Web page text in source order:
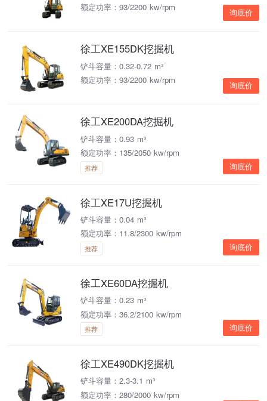
额定功率：93/2200 kw/rpm
询底价
徐工XE155DK挖掘机
铲斗容量：0.32-0.72 m³
额定功率：93/2200 kw/rpm
询底价
徐工XE200DA挖掘机
铲斗容量：0.93 m³
额定功率：135/2050 kw/rpm
推荐 询底价
徐工XE17U挖掘机
铲斗容量：0.04 m³
额定功率：11.8/2300 kw/rpm
推荐 询底价
徐工XE60DA挖掘机
铲斗容量：0.23 m³
额定功率：36.2/2100 kw/rpm
推荐 询底价
徐工XE490DK挖掘机
铲斗容量：2.3-3.1 m³
额定功率：280/2000 kw/rpm